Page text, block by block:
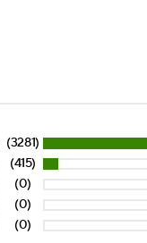
(3281)
(415)
(0)
(0)
(0)